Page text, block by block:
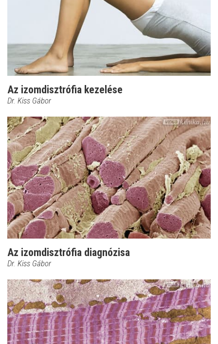
Az izomdisztrófia kezelése
Dr. Kiss Gábor
Az izomdisztrófia diagnózisa
Dr. Kiss Gábor